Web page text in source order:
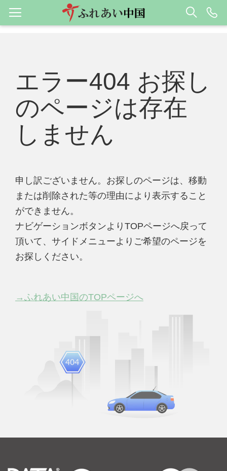
エラー404 お探し
のページは存在
しません
申し訳ございません。お探しのページは、移動
または削除された等の理由により表示すること
ができません。
ナビゲーションボタンよりTOPページへ戻って
頂いて、サイドメニューよりご希望のページを
お探しください。
→ふれあい中国のTOPページへ